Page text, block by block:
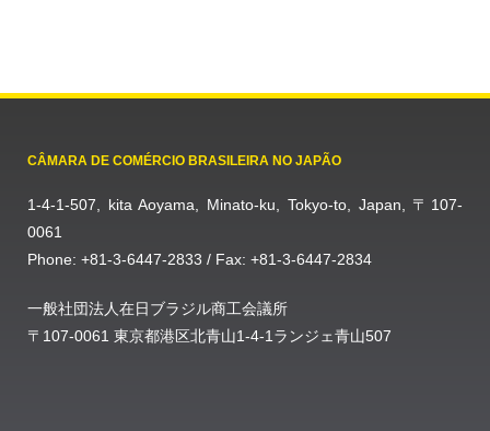
CÂMARA DE COMÉRCIO BRASILEIRA NO JAPÃO
1-4-1-507, kita Aoyama, Minato-ku, Tokyo-to, Japan, 〒107-
0061
Phone: +81-3-6447-2833 / Fax: +81-3-6447-2834
一般社団法人在日ブラジル商工会議所
〒107-0061 東京都港区北青山1-4-1ランジェ青山507